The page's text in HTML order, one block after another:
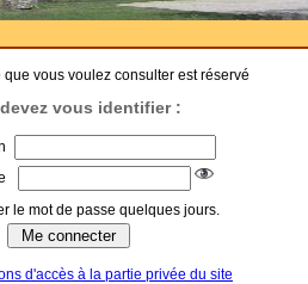
que vous voulez consulter est réservé
vous identifier :
le mot de passe quelques jours.
d'accès à la partie privée du site